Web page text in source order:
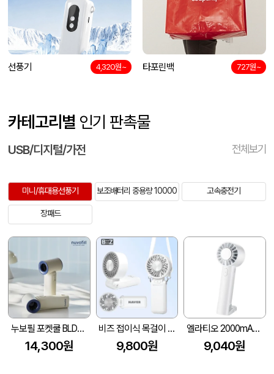
선풍기 4,320원~ 타포린백 727원~
카테고리별 인기 판촉물
USB/디지털/가전 전체보기
미니/휴대용선풍기 보조배터리 중용량 10000 고속충전기
장패드
누보필 포켓쿨 BLDC모터 초소형 핸디선풍기 4500mAh
14,300원
비즈 접이식 목걸이 펠티어 냉각 에어컨 선풍기 5000mAh
9,800원
엘라티오 2000mAh 쿨링 휴대용 선풍기
9,040원